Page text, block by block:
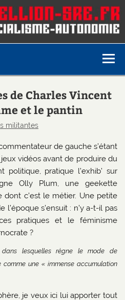
de Charles Vincent
et le pantin
militantes
de gauche s’étant
vidéos avant de produire du
politique, pratique l’exhib’ sur
Olly Plum, une geekette
dont c’est le métier. Une petite
l’époque s’ensuit : n’y a-t-il pas
pratiques et le féminisme
?
lesquelles règne le mode de
comme une « immense accumulation
je veux ici lui apporter tout